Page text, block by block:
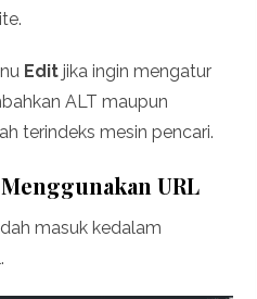
Edit jika ingin mengatur
ALT maupun
terindeks mesin pencari.
URL
masuk kedalam